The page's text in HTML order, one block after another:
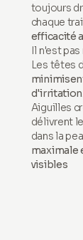
toujours
chaque
efficacité
Il n'est
Les têtes
d'irritation
Aiguilles
délivrent
dans la
maximale
visibles